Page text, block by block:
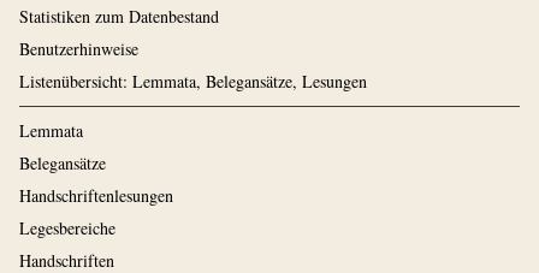
Statistiken zum Datenbestand
Benutzerhinweise
Listenübersicht: Lemmata, Belegansätze, Lesungen
Lemmata
Belegansätze
Handschriftenlesungen
Legesbereiche
Handschriften